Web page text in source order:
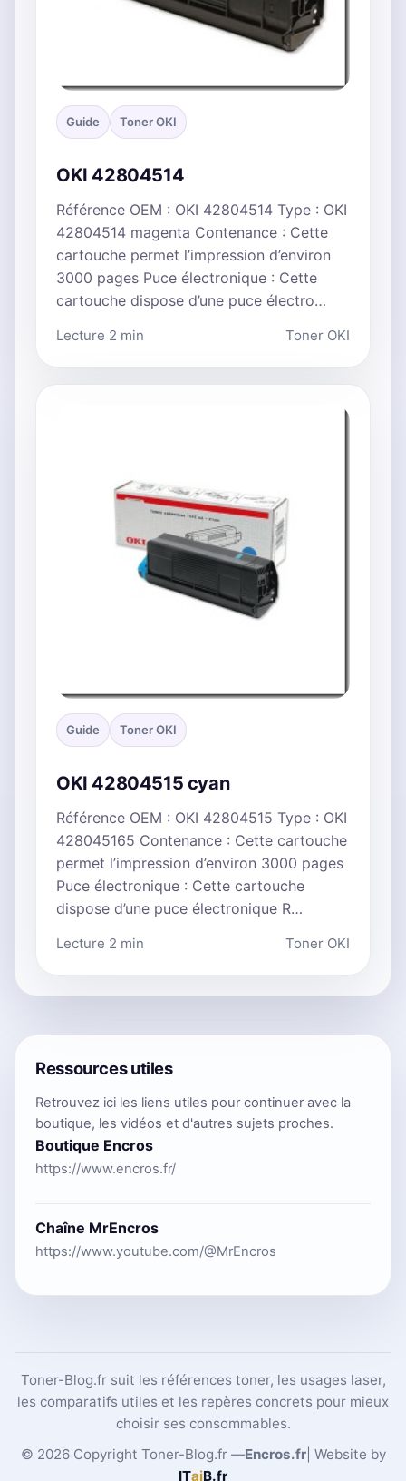
Guide Toner OKI
OKI 42804514
Référence OEM : OKI 42804514 Type : OKI
42804514 magenta Contenance : Cette
cartouche permet l’impression d’environ
3000 pages Puce électronique : Cette
cartouche dispose d’une puce électro…
Lecture 2 min Toner OKI
Guide Toner OKI
OKI 42804515 cyan
Référence OEM : OKI 42804515 Type : OKI
428045165 Contenance : Cette cartouche
permet l’impression d’environ 3000 pages
Puce électronique : Cette cartouche
dispose d’une puce électronique R…
Lecture 2 min Toner OKI
Ressources utiles
Retrouvez ici les liens utiles pour continuer avec la
boutique, les vidéos et d'autres sujets proches.
Boutique Encros
https://www.encros.fr/
Chaîne MrEncros
https://www.youtube.com/@MrEncros
Toner-Blog.fr suit les références toner, les usages laser,
les comparatifs utiles et les repères concrets pour mieux
choisir ses consommables.
© 2026 Copyright Toner-Blog.fr —Encros.fr| Website by
ITaiB.fr